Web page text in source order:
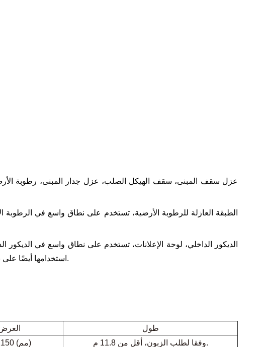
عزل سقف المبنى، سقف الهيكل الصلب، عزل جدار المبنى، رطوبة
الطبقة العازلة للرطوبة الأرضية، تستخدم على نطاق واسع في
الديكور الداخلي، لوحة الإعلانات، تستخدم على نطاق واسع في
استخدامها أيضًا على نطاق واسع في شركات الإعلان لإنتاج جميع أنواع لوحات الإعلانات.
طول
950,980,1150 (مم) وفقا لطلب الزبون، أقل من11.8 م.